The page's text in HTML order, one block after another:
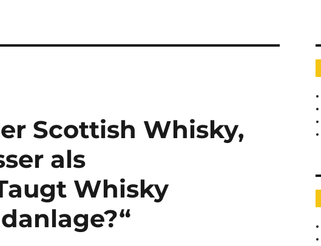
Scottish Whisky,
als
Whisky